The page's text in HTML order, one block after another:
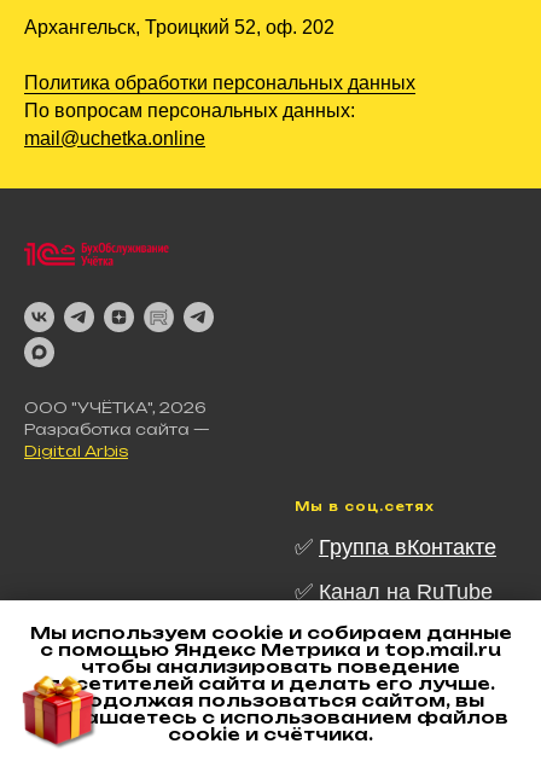
Мы используем cookie и собираем данные
с помощью Яндекс Метрика и top.mail.ru
чтобы анализировать поведение
посетителей сайта и делать его лучше.
Продолжая пользоваться сайтом, вы
соглашаетесь с использованием файлов
cookie и счётчика.
Архангельск, Троицкий 52, оф. 202
Политика обработки персональных данных
По вопросам персональных данных:
mail@uchetka.online
ООО "УЧЁТКА", 2026
Разработка сайта —
Digital Arbis
Мы в соц.сетях
✅ Группа вКонтакте
✅ Канал на RuTube
✅ Канал в Telegram
✅Канал в MAX
✅Наш Дзен